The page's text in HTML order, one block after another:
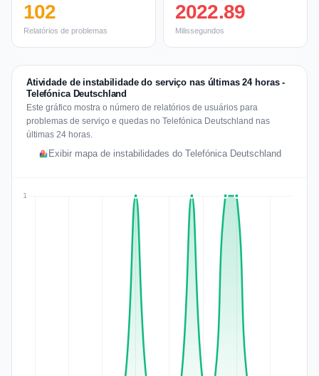
102
Relatórios de problemas
2022.89
Milissegundos
Atividade de instabilidade do serviço nas últimas 24 horas -
Telefónica Deutschland
Este gráfico mostra o número de relatórios de usuários para
problemas de serviço e quedas no Telefónica Deutschland nas
últimas 24 horas.
Exibir mapa de instabilidades do Telefónica Deutschland